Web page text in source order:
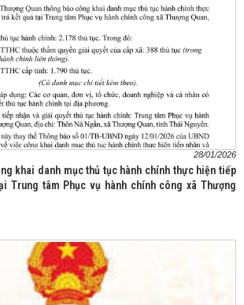
28/01/2026
khai danh mục thủ tục hành chính thực hiện tiếp
Trung tâm Phục vụ hành chính công xã Thượng